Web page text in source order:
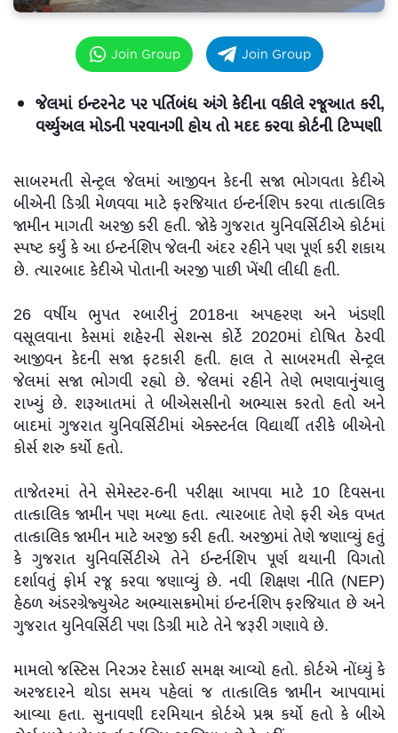
Join Group Join Group
જેલમાં ઇન્ટરનેટ પર પર્તિબંધ અંગે કેદીના વકીલે રજૂઆત કરી,
વર્ચ્યુઅલ મોડની પરવાનગી હોય તો મદદ કરવા કોર્ટની ટિપ્પણી
સાબરમતી સેન્ટ્રલ જેલમાં આજીવન કેદની સજા ભોગવતા કેદીએ
બીએની ડિગ્રી મેળવવા માટે ફરજિયાત ઇન્ટર્નશિપ કરવા તાત્કાલિક
જામીન માગતી અરજી કરી હતી. જોકે ગુજરાત યુનિવર્સિટીએ કોર્ટમાં
સ્પષ્ટ કર્યું કે આ ઇન્ટર્નશિપ જેલની અંદર રહીને પણ પૂર્ણ કરી શકાય
છે. ત્યારબાદ કેદીએ પોતાની અરજી પાછી ખેંચી લીધી હતી.
26 વર્ષીય ભુપત રબારીનું 2018ના અપહરણ અને ખંડણી
વસૂલવાના કેસમાં શહેરની સેશન્સ કોર્ટે 2020માં દોષિત ઠેરવી
આજીવન કેદની સજા ફટકારી હતી. હાલ તે સાબરમતી સેન્ટ્રલ
જેલમાં સજા ભોગવી રહ્યો છે. જેલમાં રહીને તેણે ભણવાનુંચાલુ
રાખ્યું છે. શરૂઆતમાં તે બીએસસીનો અભ્યાસ કરતો હતો અને
બાદમાં ગુજરાત યુનિવર્સિટીમાં એક્સ્ટર્નલ વિદ્યાર્થી તરીકે બીએનો
કોર્સ શરુ કર્યો હતો.
તાજેતરમાં તેને સેમેસ્ટર-6ની પરીક્ષા આપવા માટે 10 દિવસના
તાત્કાલિક જામીન પણ મળ્યા હતા. ત્યારબાદ તેણે ફરી એક વખત
તાત્કાલિક જામીન માટે અરજી કરી હતી. અરજીમાં તેણે જણાવ્યું હતું
કે ગુજરાત યુનિવર્સિટીએ તેને ઇન્ટર્નશિપ પૂર્ણ થયાની વિગતો
દર્શાવતું ફોર્મ રજૂ કરવા જણાવ્યું છે. નવી શિક્ષણ નીતિ (NEP)
હેઠળ અંડરગ્રેજ્યુએટ અભ્યાસક્રમોમાં ઇન્ટર્નશિપ ફરજિયાત છે અને
ગુજરાત યુનિવર્સિટી પણ ડિગ્રી માટે તેને જરૂરી ગણાવે છે.
મામલો જસ્ટિસ નિરઝર દેસાઈ સમક્ષ આવ્યો હતો. કોર્ટએ નોંધ્યું કે
અરજદારને થોડા સમય પહેલાં જ તાત્કાલિક જામીન આપવામાં
આવ્યા હતા. સુનાવણી દરમિયાન કોર્ટએ પ્રશ્ન કર્યો હતો કે બીએ